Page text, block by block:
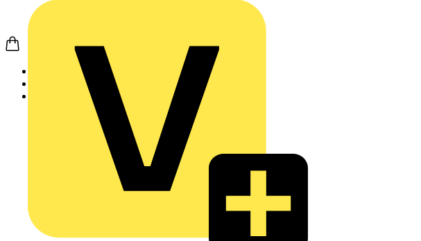
LEDVANCE